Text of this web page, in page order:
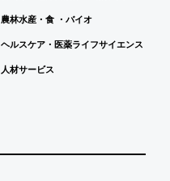
農林水産・食 ・バイオ
ヘルスケア・医薬ライフサイエンス
人材サービス